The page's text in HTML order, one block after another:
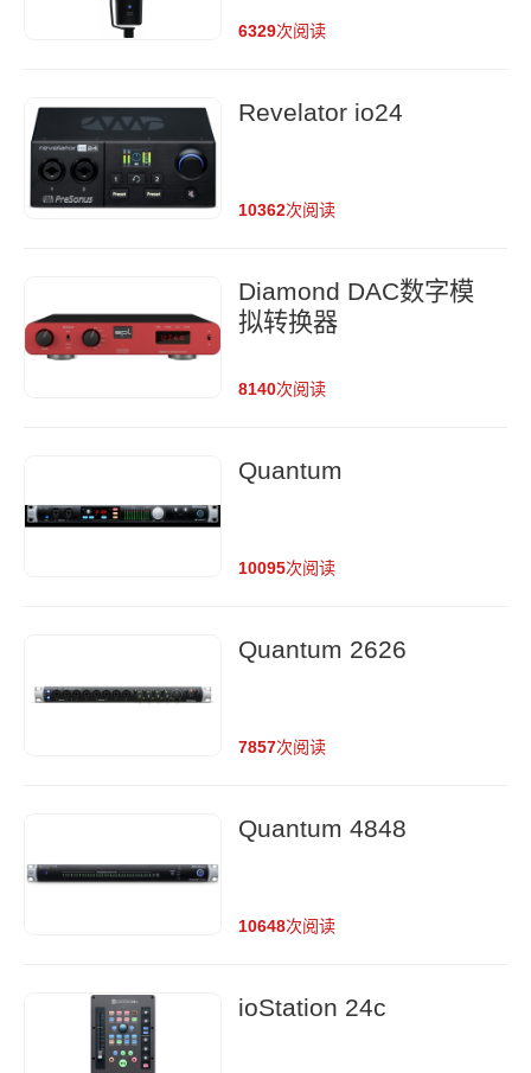
6329次阅读
Revelator io24
10362次阅读
Diamond DAC数字模
拟转换器
8140次阅读
Quantum
10095次阅读
Quantum 2626
7857次阅读
Quantum 4848
10648次阅读
ioStation 24c